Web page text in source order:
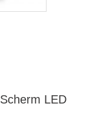
LED